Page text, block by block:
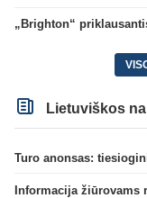
Lietuviškos
Turo anonsas:
Informacija žiūrovams